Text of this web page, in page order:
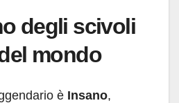
degli scivoli
mondo
è Insano,